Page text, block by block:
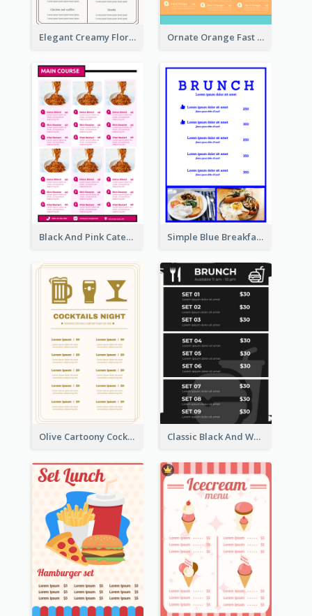
Elegant Creamy Floral Catering Menu Design Ornate Orange Fast Food Menu Design Templates
Black And Pink Catering Menu Design Template Simple Blue Breakfast Menu Design Inspirations
Olive Cartoony Cocktail Bar Design Menu Ideas Classic Black And White Menu Design Template